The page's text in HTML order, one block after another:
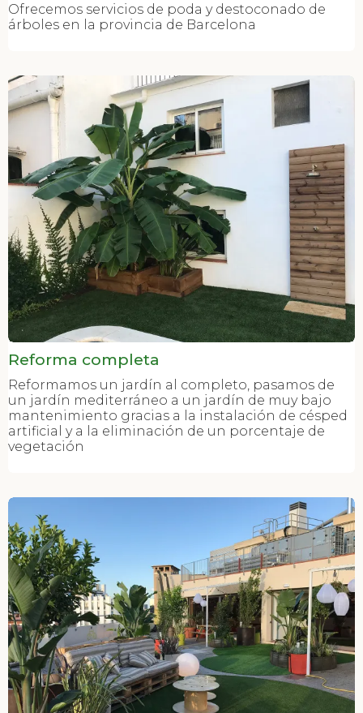
Ofrecemos servicios de poda y destoconado de
árboles en la provincia de Barcelona
Reforma completa
Reformamos un jardín al completo, pasamos de
un jardín mediterráneo a un jardín de muy bajo
mantenimiento gracias a la instalación de césped
artificial y a la eliminación de un porcentaje de
vegetación